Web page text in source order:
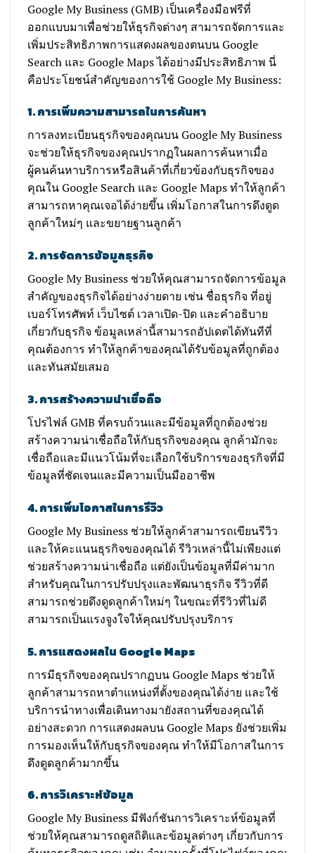
Google My Business (GMB) เป็นเครื่องมือฟรีที่
ออกแบบมาเพื่อช่วยให้ธุรกิจต่างๆ สามารถจัดการและ
เพิ่มประสิทธิภาพการแสดงผลของตนบน Google
Search และ Google Maps ได้อย่างมีประสิทธิภาพ นี่
คือประโยชน์สำคัญของการใช้ Google My Business:
1. การเพิ่มความสามารถในการค้นหา
การลงทะเบียนธุรกิจของคุณบน Google My Business
จะช่วยให้ธุรกิจของคุณปรากฏในผลการค้นหาเมื่อ
ผู้คนค้นหาบริการหรือสินค้าที่เกี่ยวข้องกับธุรกิจของ
คุณใน Google Search และ Google Maps ทำให้ลูกค้า
สามารถหาคุณเจอได้ง่ายขึ้น เพิ่มโอกาสในการดึงดูด
ลูกค้าใหม่ๆ และขยายฐานลูกค้า
2. การจัดการข้อมูลธุรกิจ
Google My Business ช่วยให้คุณสามารถจัดการข้อมูล
สำคัญของธุรกิจได้อย่างง่ายดาย เช่น ชื่อธุรกิจ ที่อยู่
เบอร์โทรศัพท์ เว็บไซต์ เวลาเปิด-ปิด และคำอธิบาย
เกี่ยวกับธุรกิจ ข้อมูลเหล่านี้สามารถอัปเดตได้ทันทีที่
คุณต้องการ ทำให้ลูกค้าของคุณได้รับข้อมูลที่ถูกต้อง
และทันสมัยเสมอ
3. การสร้างความน่าเชื่อถือ
โปรไฟล์ GMB ที่ครบถ้วนและมีข้อมูลที่ถูกต้องช่วย
สร้างความน่าเชื่อถือให้กับธุรกิจของคุณ ลูกค้ามักจะ
เชื่อถือและมีแนวโน้มที่จะเลือกใช้บริการของธุรกิจที่มี
ข้อมูลที่ชัดเจนและมีความเป็นมืออาชีพ
4. การเพิ่มโอกาสในการรีวิว
Google My Business ช่วยให้ลูกค้าสามารถเขียนรีวิว
และให้คะแนนธุรกิจของคุณได้ รีวิวเหล่านี้ไม่เพียงแต่
ช่วยสร้างความน่าเชื่อถือ แต่ยังเป็นข้อมูลที่มีค่ามาก
สำหรับคุณในการปรับปรุงและพัฒนาธุรกิจ รีวิวที่ดี
สามารถช่วยดึงดูดลูกค้าใหม่ๆ ในขณะที่รีวิวที่ไม่ดี
สามารถเป็นแรงจูงใจให้คุณปรับปรุงบริการ
5. การแสดงผลใน Google Maps
การมีธุรกิจของคุณปรากฏบน Google Maps ช่วยให้
ลูกค้าสามารถหาตำแหน่งที่ตั้งของคุณได้ง่าย และใช้
บริการนำทางเพื่อเดินทางมายังสถานที่ของคุณได้
อย่างสะดวก การแสดงผลบน Google Maps ยังช่วยเพิ่ม
การมองเห็นให้กับธุรกิจของคุณ ทำให้มีโอกาสในการ
ดึงดูดลูกค้ามากขึ้น
6. การวิเคราะห์ข้อมูล
Google My Business มีฟังก์ชันการวิเคราะห์ข้อมูลที่
ช่วยให้คุณสามารถดูสถิติและข้อมูลต่างๆ เกี่ยวกับการ